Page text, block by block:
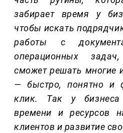
забирает время у
чтобы искать
работы с
операционных
сможет решать многие
— быстро, понятно и
клик. Так у бизнеса
времени и ресурсов
клиентов и развитие